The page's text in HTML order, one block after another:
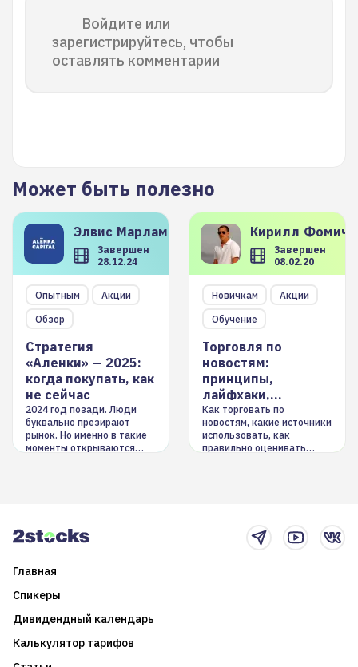
Войдите или
зарегистрируйтесь, чтобы
оставлять комментарии
Может быть полезно
Элвис Марламов
Завершен
28.12.24
Опытным
Акции
Обзор
Стратегия
«Аленки» — 2025:
когда покупать, как
не сейчас
2024 год позади. Люди
буквально презирают
рынок. Но именно в такие
моменты открываются
Кирилл
Завершен
08.02.20
Новичкам
Акции
Обучение
Торговля по
новостям:
принципы,
лайфхаки,
инструменты
Как торговать по
новостям, какие источники
использовать, как
правильно оценивать
Главная
Спикеры
Дивидендный календарь
Калькулятор тарифов